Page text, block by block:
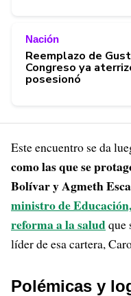
Nación
Reemplazo de
Congreso ya
posesionó
Este encuentro se da
como las que se
Bolívar y Agmeth
ministro de
reforma a la saludque
líder de esa cartera,
Polémicas y